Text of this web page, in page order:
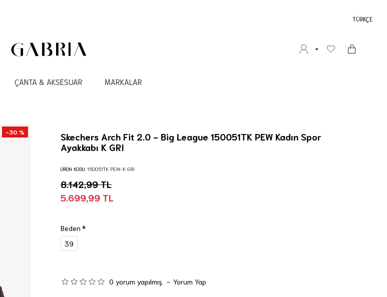
TÜRKÇE
ÇANTA & AKSESUAR MARKALAR
-30 %
Skechers Arch Fit 2.0 - Big League 150051TK PEW Kadın Spor
Ayakkabı K GRI
0 yorum yapılmış. - Yorum Yap
5.699,99 TL
8.142,99 TL
ÜRÜN KODU: 150051TK PEW-K GRI
Beden
39